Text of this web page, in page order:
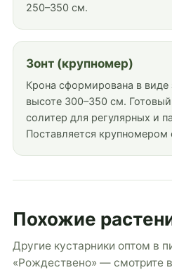
250–350 см.
Зонт (крупномер)
Крона сформирована в виде
высоте 300–350 см.
солитер для регулярных и
Поставляется крупномером
Похожие
Другие кустарники оптом в
«Рождествено» — смотрите в